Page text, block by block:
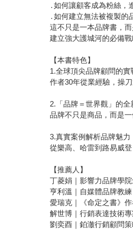
․如何讓顧客成為粉絲，
․如何建立無法被複製的
這不只是一本品牌書，
建立強大護城河的必備戰
【本書特色】
1.全球頂尖品牌顧問的實
作者30年從業經驗，操
2️.「品牌＝世界觀」的全
品牌不只是商品，而是
3.真實案例解析品牌魅力
從樂高、哈雷到路易威
【推薦人】
丁菱娟｜影響力品牌學院
亨利溫｜自媒體品牌教練
愛瑞克｜《命定之書》
解世博｜行銷表達技術
劉奕酉｜鉑澈行銷顧問